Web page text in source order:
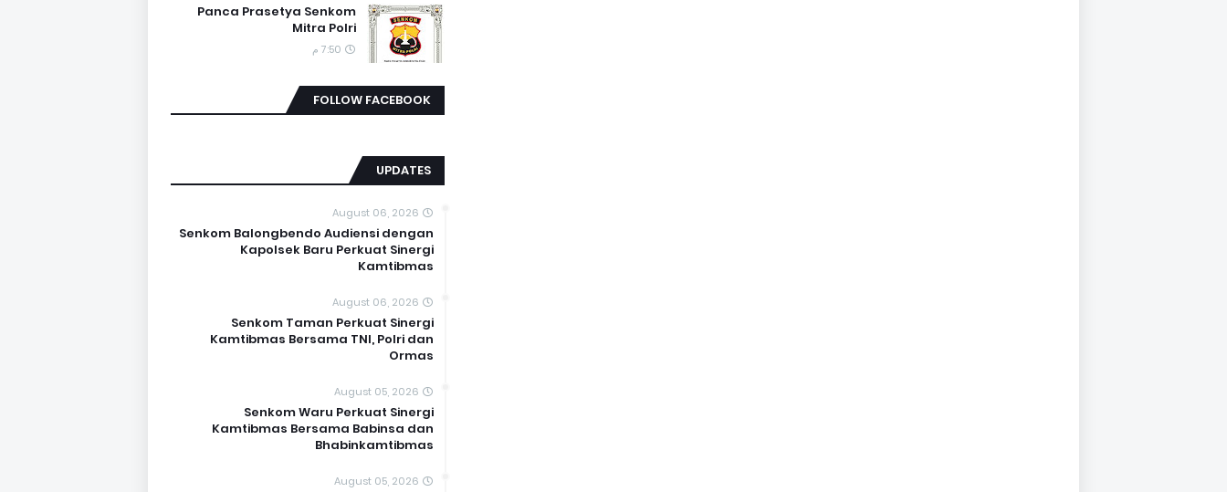
Panca Prasetya Senkom
Mitra Polri
7:50 م
FOLLOW FACEBOOK
UPDATES
August 06, 2026
Senkom Balongbendo Audiensi dengan
Kapolsek Baru Perkuat Sinergi
Kamtibmas
August 06, 2026
Senkom Taman Perkuat Sinergi
Kamtibmas Bersama TNI, Polri dan
Ormas
August 05, 2026
Senkom Waru Perkuat Sinergi
Kamtibmas Bersama Babinsa dan
Bhabinkamtibmas
August 05, 2026